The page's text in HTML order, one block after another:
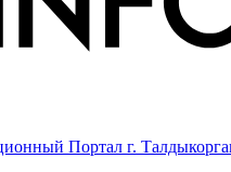
Портал г.